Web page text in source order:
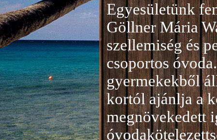
Egyesületünk
Göllner Mária
szellemiség és
csoportos
gyermekekből
kortól ajánlja a
megnövekedett